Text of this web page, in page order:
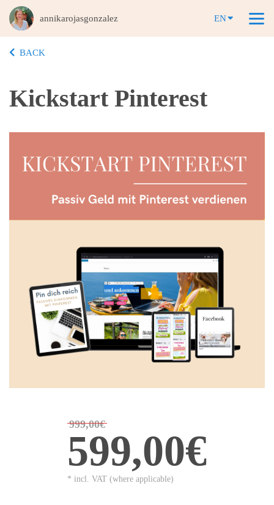
annikarojasgonzalez EN
BACK
Kickstart Pinterest
999,00€
599,00€
* incl. VAT (where applicable)